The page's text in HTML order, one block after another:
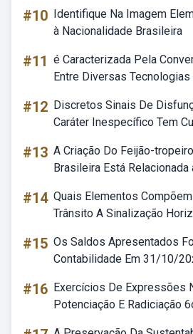
#10 Identifique Na Imagem
à Nacionalidade Brasileira
#11 é Caracterizada Pela
Entre Diversas Tecnologias
#12 Discretos Sinais De
Caráter Inespecífico Tem
#13 A Criação Do Feijão-
Brasileira Está Relacionada
#14 Quais Elementos
Trânsito A Sinalização
#15 Os Saldos Apresentados
Contabilidade Em 31/10/
#16 Exercícios De Expressões
Potenciação E Radiciação